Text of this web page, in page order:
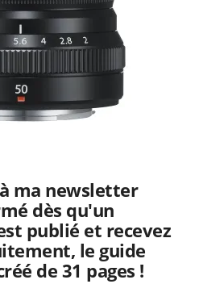
ma newsletter
dès qu'un
publié et recevez
le guide
de 31 pages !